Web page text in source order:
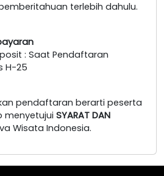
terlebih dahulu.
: Saat Pendaftaran
H-25
pendaftaran berarti peserta
menyetujui SYARAT DAN
Wisata Indonesia.